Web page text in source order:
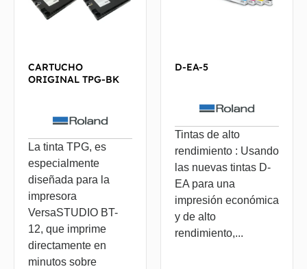
CARTUCHO
ORIGINAL TPG-BK
La tinta TPG, es
especialmente
diseñada para la
impresora
VersaSTUDIO BT-
12, que imprime
directamente en
minutos sobre
D-EA-5
Tintas de alto
rendimiento : Usando
las nuevas tintas D-
EA para una
impresión económica
y de alto
rendimiento,...